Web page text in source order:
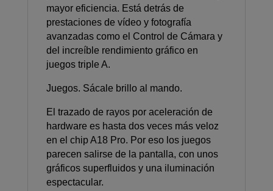
mayor eficiencia. Está detrás de
prestaciones de vídeo y fotografía
avanzadas como el Control de Cámara y
del increíble rendimiento gráfico en
juegos triple A.
Juegos. Sácale brillo al mando.
El trazado de rayos por aceleración de
hardware es hasta dos veces más veloz
en el chip A18 Pro. Por eso los juegos
parecen salirse de la pantalla, con unos
gráficos superfluidos y una iluminación
espectacular.